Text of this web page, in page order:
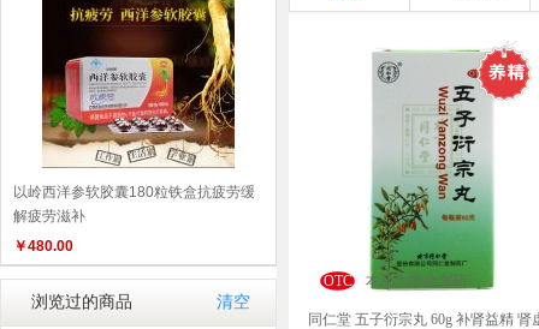
以岭西洋参软胶囊180粒铁盒抗疲劳缓
解疲劳滋补
￥480.00
浏览过的商品 清空
OTC 本品为非处方药